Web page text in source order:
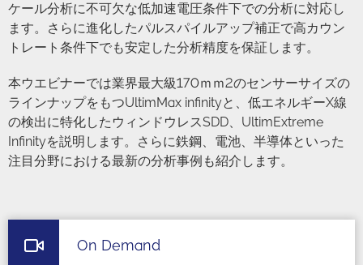
ケール分析に不可欠な低加速電圧条件下での分析に対応し
ます。さらに進化したパルスパイルアップ補正で高カウン
トレート条件下でも安定した分析精度を保証します。
本ウエビナーでは業界最大級170ｍｍ2のセンサーサイズの
ラインナップをもつUltimMax infinityと、低エネルギーX線
の検出に特化したウィンドウレスSDD、UltimExtreme
Infinityを説明します。さらに鉄鋼、電池、半導体といった
注目分野における最新の分析事例も紹介します。
On Demand